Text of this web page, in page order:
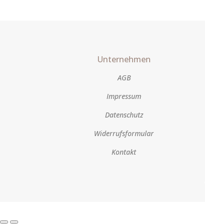
Unternehmen
AGB
Impressum
Datenschutz
Widerrufsformular
Kontakt